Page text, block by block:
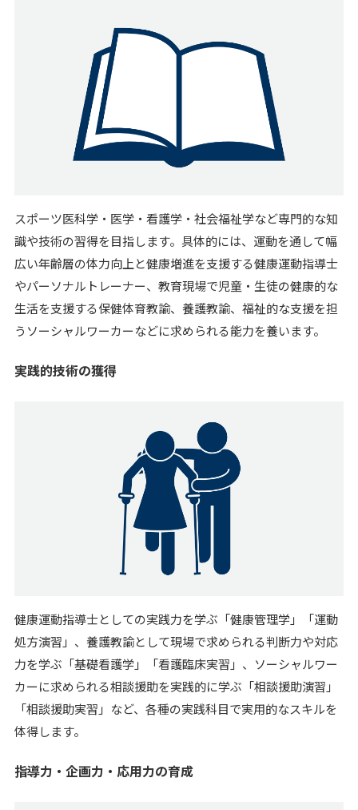
スポーツ医科学・医学・看護学・社会福祉学など専門的な知
識や技術の習得を目指します。具体的には、運動を通して幅
広い年齢層の体力向上と健康増進を支援する健康運動指導士
やパーソナルトレーナー、教育現場で児童・生徒の健康的な
生活を支援する保健体育教諭、養護教諭、福祉的な支援を担
うソーシャルワーカーなどに求められる能力を養います。
実践的技術の獲得
健康運動指導士としての実践力を学ぶ「健康管理学」「運動
処方演習」、養護教諭として現場で求められる判断力や対応
力を学ぶ「基礎看護学」「看護臨床実習」、ソーシャルワー
カーに求められる相談援助を実践的に学ぶ「相談援助演習」
「相談援助実習」など、各種の実践科目で実用的なスキルを
体得します。
指導力・企画力・応用力の育成